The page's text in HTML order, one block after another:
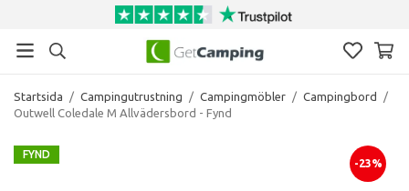
Startsida / Campingutrustning / Campingmöbler / Campingbord
/
Outwell Coledale M Allvädersbord - Fynd
FYND
-23%